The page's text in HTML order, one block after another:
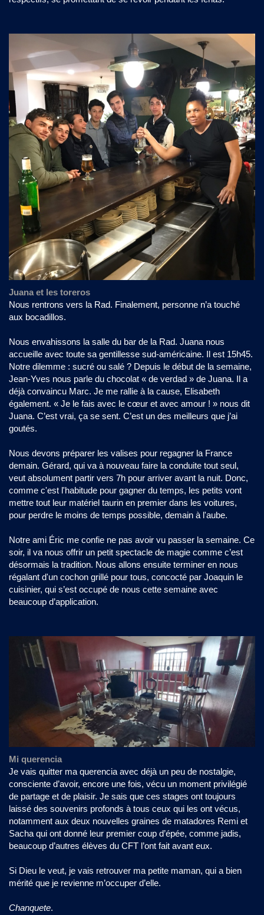
Juana et les toreros
Nous rentrons vers la Rad. Finalement, personne n’a touché
aux bocadillos.
Nous envahissons la salle du bar de la Rad. Juana nous
accueille avec toute sa gentillesse sud-américaine. Il est 15h45.
Notre dilemme : sucré ou salé ? Depuis le début de la semaine,
Jean-Yves nous parle du chocolat « de verdad » de Juana. Il a
déjà convaincu Marc. Je me rallie à la cause, Elisabeth
également. « Je le fais avec le cœur et avec amour ! » nous dit
Juana. C’est vrai, ça se sent. C’est un des meilleurs que j’ai
goutés.
Nous devons préparer les valises pour regagner la France
demain. Gérard, qui va à nouveau faire la conduite tout seul,
veut absolument partir vers 7h pour arriver avant la nuit. Donc,
comme c'est l'habitude pour gagner du temps, les petits vont
mettre tout leur matériel taurin en premier dans les voitures,
pour perdre le moins de temps possible, demain à l'aube.
Notre ami Éric me confie ne pas avoir vu passer la semaine. Ce
soir, il va nous offrir un petit spectacle de magie comme c’est
désormais la tradition. Nous allons ensuite terminer en nous
régalant d'un cochon grillé pour tous, concocté par Joaquin le
cuisinier, qui s’est occupé de nous cette semaine avec
beaucoup d’application.
Mi querencia
Je vais quitter ma querencia avec déjà un peu de nostalgie,
consciente d’avoir, encore une fois, vécu un moment privilégié
de partage et de plaisir. Je sais que ces stages ont toujours
laissé des souvenirs profonds à tous ceux qui les ont vécus,
notamment aux deux nouvelles graines de matadores Remi et
Sacha qui ont donné leur premier coup d’épée, comme jadis,
beaucoup d’autres élèves du CFT l’ont fait avant eux.
Si Dieu le veut, je vais retrouver ma petite maman, qui a bien
mérité que je revienne m’occuper d’elle.
Chanquete.